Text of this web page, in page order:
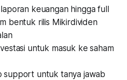
keuangan hingga full
bentuk rilis Mikirdividen
untuk masuk ke saham
support untuk tanya jawab